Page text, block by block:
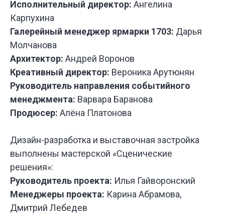
Исполнительный директор: Ангелина
Карпухина
Галерейный менеджер ярмарки 1703: Дарья
Молчанова
Архитектор: Андрей Воронов
Креативный директор: Вероника Арутюнян
Руководитель направления событийного
менеджмента: Варвара Баранова
Продюсер: Алёна Платонова
Дизайн-разработка и выставочная застройка
выполнены мастерской «Сценические
решения»:
Руководитель проекта: Илья Гайворонский
Менеджеры проекта: Карина Абрамова,
Дмитрий Лебедев